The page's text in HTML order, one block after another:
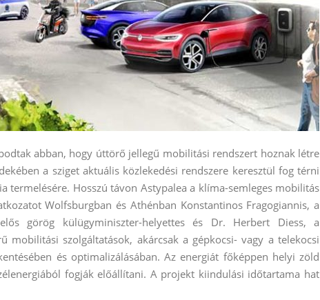
abban, hogy úttörő jellegű mobilitási rendszert hoznak létre
a sziget aktuális közlekedési rendszere keresztül fog térni
termelésére. Hosszú távon Astypalea a klíma-semleges mobilitás
Wolfsburgban és Athénban Konstantinos Fragogiannis, a
görög külügyminiszter-helyettes és Dr. Herbert Diess, a
mobilitási szolgáltatások, akárcsak a gépkocsi- vagy a telekocsi
és optimalizálásában. Az energiát főképpen helyi zöld
fogják előállítani. A projekt kiindulási időtartama hat